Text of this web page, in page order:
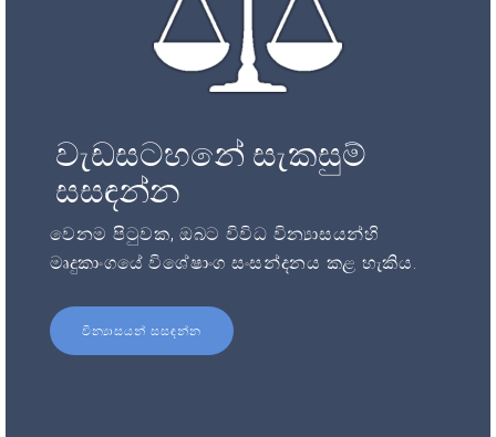
වැඩසටහනේ සැකසුම්
සසඳන්න
වෙනම පිටුවක, ඔබට විවිධ වින්‍යාසයන්හි
මෘදුකාංගයේ විශේෂාංග සංසන්දනය කළ හැකිය.
වින්‍යාසයන් සසඳන්න